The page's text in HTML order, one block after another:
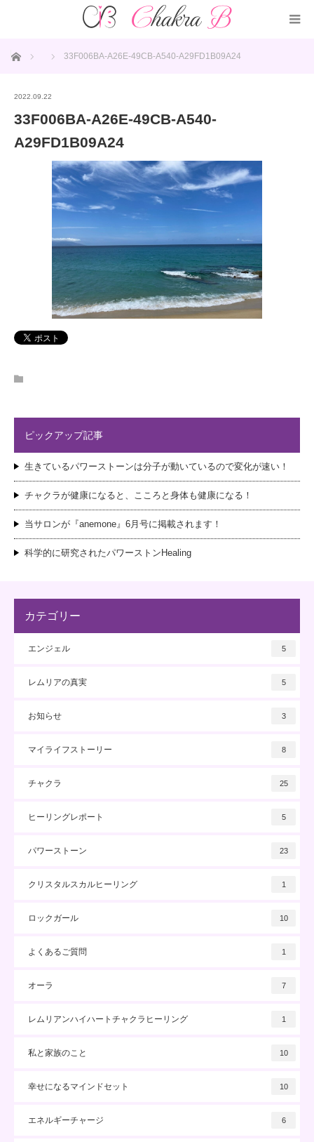
ホーム 33F006BA-A26E-49CB-A540-A29FD1B09A24
2022.09.22
33F006BA-A26E-49CB-A540-
A29FD1B09A24
ピックアップ記事
生きているパワーストーンは分子が動いているので変化が速い！
チャクラが健康になると、こころと身体も健康になる！
当サロンが『anemone』6月号に掲載されます！
科学的に研究されたパワーストンHealing
カテゴリー
エンジェル 5
レムリアの真実 5
お知らせ 3
マイライフストーリー 8
チャクラ 25
ヒーリングレポート 5
パワーストーン 23
クリスタルスカルヒーリング 1
ロックガール 10
よくあるご質問 1
オーラ 7
レムリアンハイハートチャクラヒーリング 1
私と家族のこと 10
幸せになるマインドセット 10
エネルギーチャージ 6